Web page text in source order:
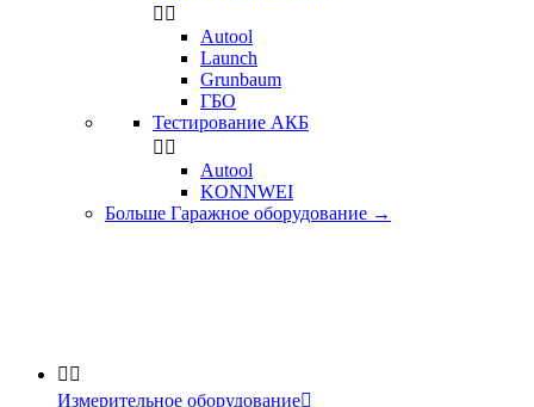
 
Autool
Launch
Grunbaum
ГБО
Тестирование АКБ
 
Autool
KONNWEI
Больше Гаражное оборудование →
 
Измерительное оборудование